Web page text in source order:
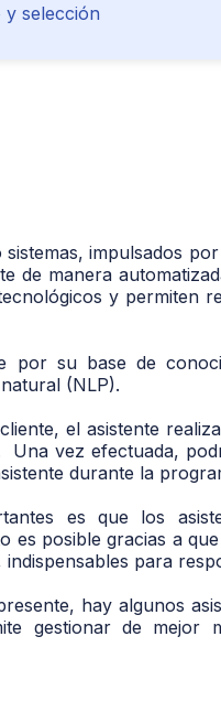
y selección
impulsados
de manera
y permiten
por su base de
(NLP).
el asistente
Una vez efectuada,
durante la
es que los
es posible gracias a
para
hay algunos
gestionar de mejor